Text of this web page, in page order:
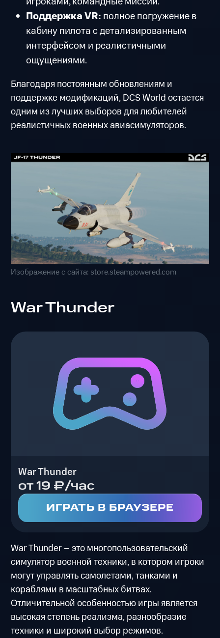
Поддержка VR: полное погружение в
кабину пилота с детализированным
интерфейсом и реалистичными
ощущениями.
Благодаря постоянным обновлениям и
поддержке модификаций, DCS World остается
одним из лучших выборов для любителей
реалистичных военных авиасимуляторов.
Изображение с сайта: store.steampowered.com
War Thunder
War Thunder
от 19 ₽/час
ИГРАТЬ В БРАУЗЕРЕ
War Thunder – это многопользовательский
симулятор военной техники, в котором игроки
могут управлять самолетами, танками и
кораблями в масштабных битвах.
Отличительной особенностью игры является
высокая степень реализма, разнообразие
техники и широкий выбор режимов.